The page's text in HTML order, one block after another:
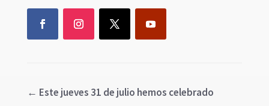
← Este jueves 31 de julio hemos celebrado